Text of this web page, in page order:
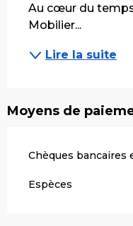
Au cœur du
Mobilier...
Lire la suite
Moyens de
Chèques bancaires
Espèces